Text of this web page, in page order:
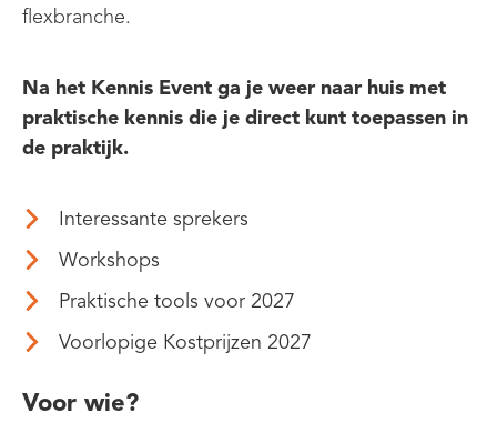
flexbranche.
Na het Kennis Event ga je weer naar huis met
praktische kennis die je direct kunt toepassen in
de praktijk.
Interessante sprekers
Workshops
Praktische tools voor 2027
Voorlopige Kostprijzen 2027
Voor wie?